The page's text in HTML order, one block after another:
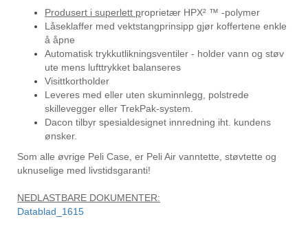
Produsert i superlett proprietær HPX² ™ -polymer
Låseklaffer med vektstangprinsipp gjør koffertene enkle
å åpne
Automatisk trykkutlikningsventiler - holder vann og støv
ute mens lufttrykket balanseres
Visittkortholder
Leveres med eller uten skuminnlegg, polstrede
skillevegger eller TrekPak-system.
Dacon tilbyr spesialdesignet innredning iht. kundens
ønsker.
Som alle øvrige Peli Case, er Peli Air vanntette, støvtette og
uknuselige med livstidsgaranti!
NEDLASTBARE DOKUMENTER:
Datablad_1615